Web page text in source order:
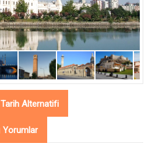
Tarih Alternatifi
Yorumlar